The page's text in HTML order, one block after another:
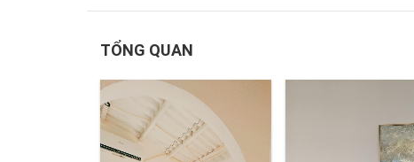
TỔNG QUAN